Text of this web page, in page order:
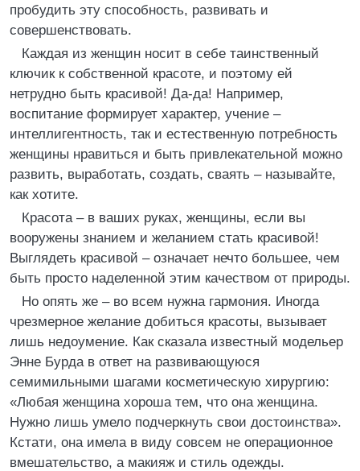
пробудить эту способность, развивать и
совершенствовать.
Каждая из женщин носит в себе таинственный
ключик к собственной красоте, и поэтому ей
нетрудно быть красивой! Да-да! Например,
воспитание формирует характер, учение –
интеллигентность, так и естественную потребность
женщины нравиться и быть привлекательной можно
развить, выработать, создать, сваять – называйте,
как хотите.
Красота – в ваших руках, женщины, если вы
вооружены знанием и желанием стать красивой!
Выглядеть красивой – означает нечто большее, чем
быть просто наделенной этим качеством от природы.
Но опять же – во всем нужна гармония. Иногда
чрезмерное желание добиться красоты, вызывает
лишь недоумение. Как сказала известный модельер
Энне Бурда в ответ на развивающуюся
семимильными шагами косметическую хирургию:
«Любая женщина хороша тем, что она женщина.
Нужно лишь умело подчеркнуть свои достоинства».
Кстати, она имела в виду совсем не операционное
вмешательство, а макияж и стиль одежды.